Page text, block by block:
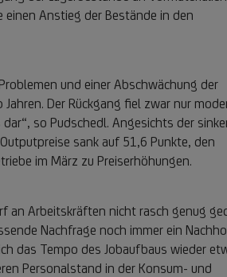
Anstieg der Bestände in den
und einer Abschwächung der
Der Rückgang fiel zwar nur
so Pudschedl. Angesichts der
sank auf 51,6 Punkte, den
im März zu Preiserhöhungen.
an Arbeitskräften nicht rasch genug
Nachfrage noch immer ein
das Tempo des Jobaufbaus wieder
Personalstand in der Konsum- und